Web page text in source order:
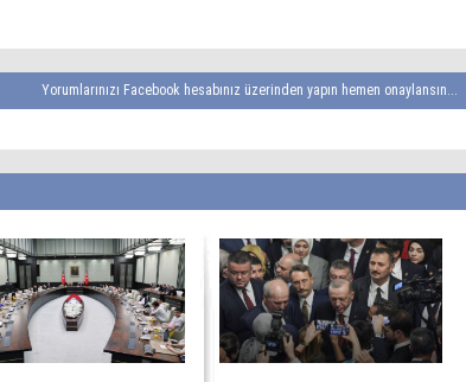
Yorumlarınızı Facebook hesabınız üzerinden yapın hemen onaylansın...